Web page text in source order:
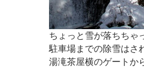
ちょっと雪が落ちちゃ
駐車場までの除雪はさ
湯滝茶屋横のゲートか